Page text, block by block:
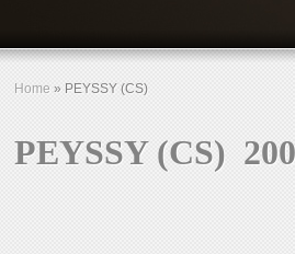
Home » PEYSSY (CS)
PEYSSY (CS)